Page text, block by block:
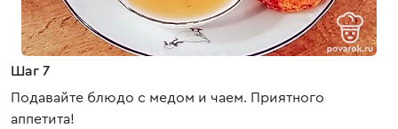
Шаг 7
Подавайте блюдо с медом и чаем. Приятного
аппетита!